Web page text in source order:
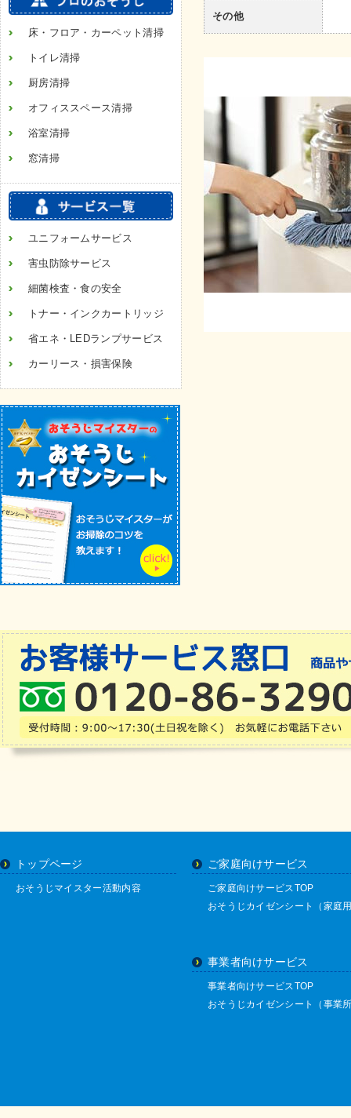
床・フロア・カーペット清掃
トイレ清掃
厨房清掃
オフィススペース清掃
浴室清掃
窓清掃
ユニフォームサービス
害虫防除サービス
細菌検査・食の安全
トナー・インクカートリッジ
省エネ・LEDランプサービス
カーリース・損害保険
その他
トップページ
おそうじマイスター活動内容
ご家庭向けサービス
ご家庭向けサービスTOP
おそうじカイゼンシート（家庭
事業者向けサービス
事業者向けサービスTOP
おそうじカイゼンシート（事業